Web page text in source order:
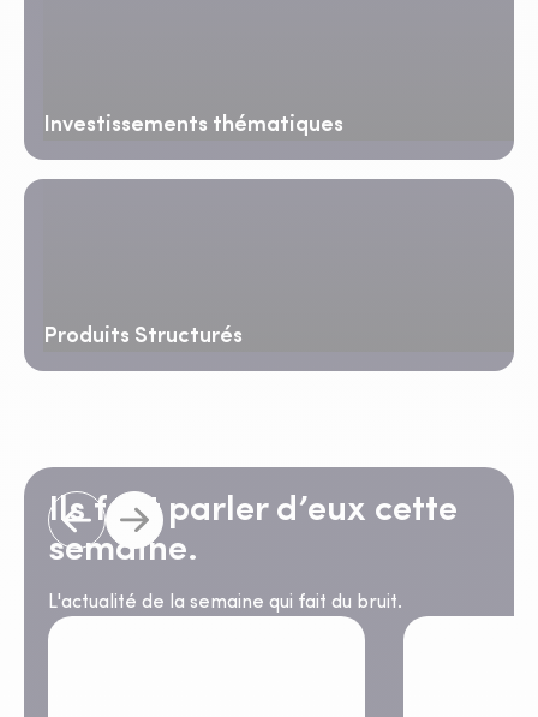
Investissements thématiques
Produits Structurés
Ils font parler d’eux cette
semaine.
L'actualité de la semaine qui fait du bruit.